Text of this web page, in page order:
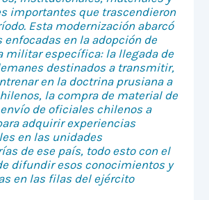
importantes que trascendieron
Esta modernización abarcó
enfocadas en la adopción de
militar específica: la llegada de
destinados a transmitir,
en la doctrina prusiana a
la compra de material de
de oficiales chilenos a
adquirir experiencias
en las unidades
de ese país, todo esto con el
difundir esos conocimientos y
en las filas del ejército